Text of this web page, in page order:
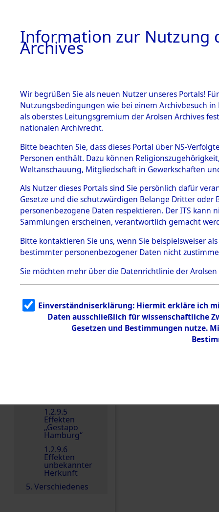
BESTÄNDE
1.
Inhaftierungsdoku
mente
1.2.9 Beim ITS
Effekten
1.2.9.1
Effekten aus
dem KZ
Dachau
1.2.9.2
Effekten aus
dem KZ
Bayerisches
1.2.9.3
Effekten aus
dem KZ
Neuengamm
1.2.9.5
Effekten
„Gestapo
Hamburg“
1.2.9.6
Effekten
unbekannter
Herkunft
5. Verschiedenes
0005
Einen Kommentar
Information zur Nutzung
Archives
Wir begrüßen Sie als neuen Nutzer unseres Portals!
Nutzungsbedingungen wie bei einem Archivbesuch
als oberstes Leitungsgremium der Arolsen Archives
nationalen Archivrecht.
Bitte beachten Sie, dass dieses Portal über NS-
Personen enthält. Dazu können
Weltanschauung, Mitgliedschaft in Gewerkschaften
Als Nutzer dieses Portals sind Sie persönlich dafür
Gesetze und die schutzwürdigen Belange Dritter
personenbezogene Daten respektieren. Der ITS
Sammlungen erscheinen, verantwortlich gemacht
Bitte kontaktieren Sie uns, wenn Sie beispielsweiser
bestimmter personenbezogener Daten nicht
Sie möchten mehr über die Datenrichtlinie der Arolsen
Einverständniserklärung: Hiermit erkläre ich
Daten ausschließlich für wissenschaftliche
Gesetzen und Bestimmungen nutze.